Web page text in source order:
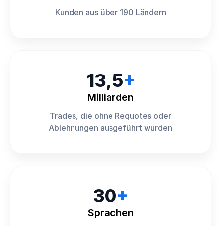
Kunden aus über 190 Ländern
13,5+
Milliarden
Trades, die ohne Requotes oder
Ablehnungen ausgeführt wurden
30+
Sprachen